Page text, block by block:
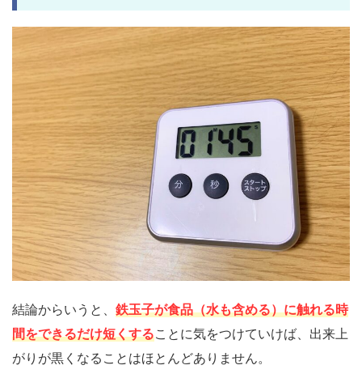
結論からいうと、 鉄玉子が食品（水も含める）に触れる時
間をできるだけ短くすることに気をつけていけば、出来上
がりが黒くなることはほとんどありません。